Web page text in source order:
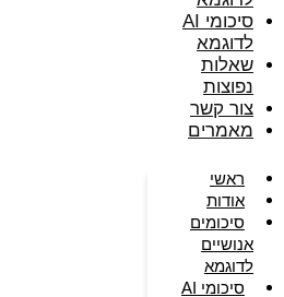
סיכומי AI
לדוגמא
שאלות
נפוצות
צור קשר
מאמרים
ראשי
אודות
סיכומים
אנושיים
לדוגמא
סיכומי AI